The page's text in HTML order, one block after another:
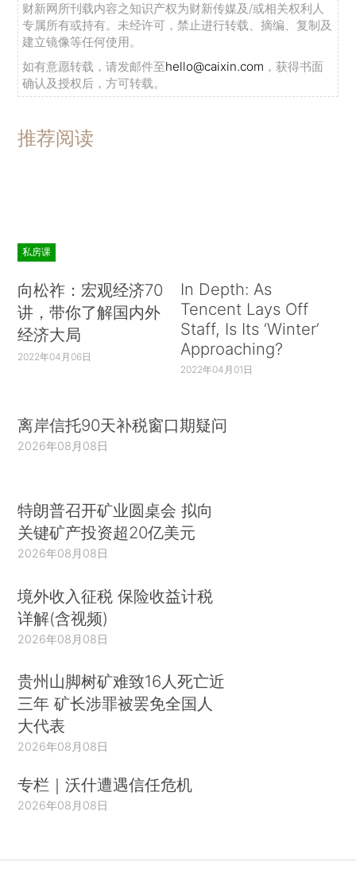
财新网所刊载内容之知识产权为财新传媒及/或相关权利人
专属所有或持有。未经许可，禁止进行转载、摘编、复制及
建立镜像等任何使用。
如有意愿转载，请发邮件至hello@caixin.com ，获得书面
确认及授权后，方可转载。
推荐阅读
私房课
向松祚：宏观经济70
讲，带你了解国内外
经济大局
2022年04月06日
In Depth: As
Tencent Lays Off
Staff, Is Its ‘Winter’
Approaching?
2022年04月01日
离岸信托90天补税窗口期疑问
2026年08月08日
特朗普召开矿业圆桌会 拟向
关键矿产投资超20亿美元
2026年08月08日
境外收入征税 保险收益计税
详解(含视频)
2026年08月08日
贵州山脚树矿难致16人死亡近
三年 矿长涉罪被罢免全国人
大代表
2026年08月08日
专栏｜沃什遭遇信任危机
2026年08月08日